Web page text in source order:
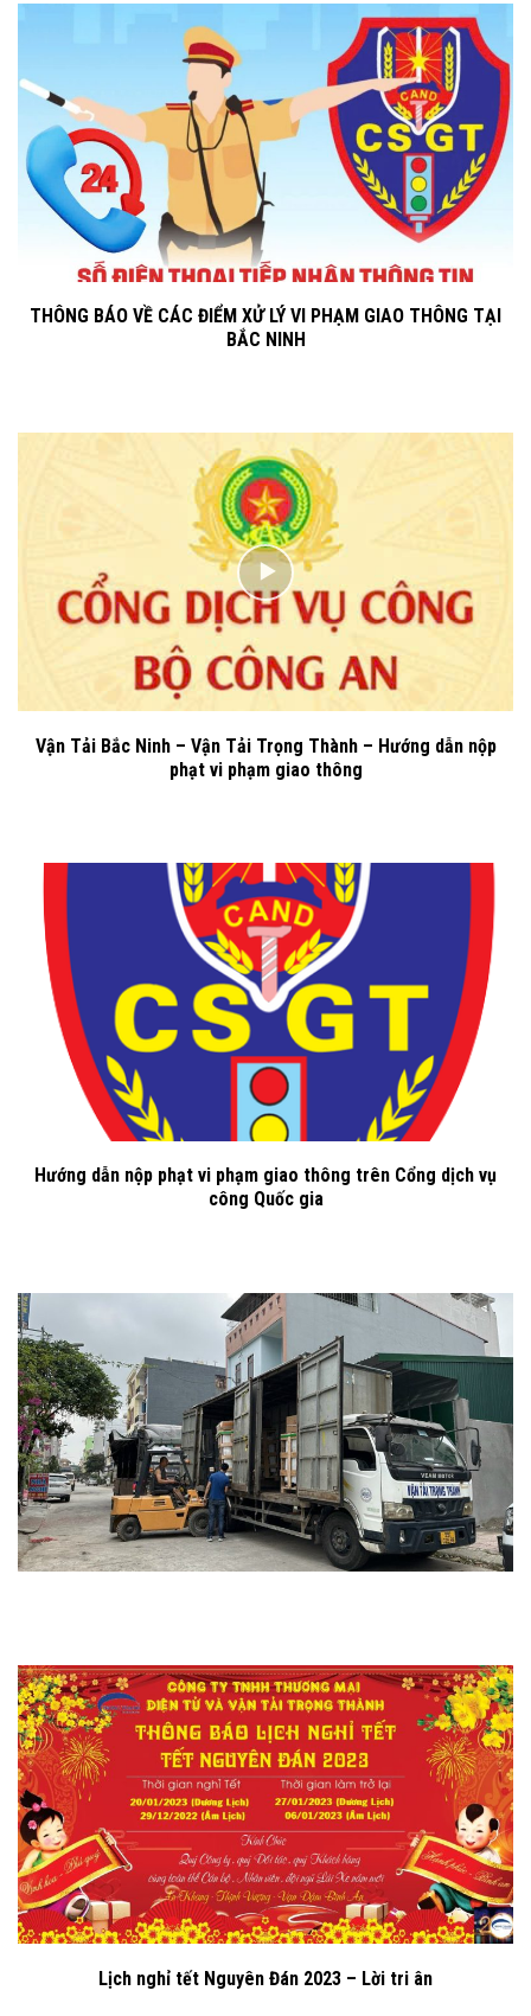
THÔNG BÁO VỀ CÁC ĐIỂM XỬ LÝ VI PHẠM GIAO THÔNG TẠI
BẮC NINH
Vận Tải Bắc Ninh – Vận Tải Trọng Thành – Hướng dẫn nộp
phạt vi phạm giao thông
Hướng dẫn nộp phạt vi phạm giao thông trên Cổng dịch vụ
công Quốc gia
Lịch nghỉ tết Nguyên Đán 2023 – Lời tri ân